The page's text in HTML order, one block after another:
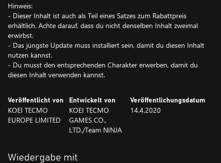
Hinweis:
- Dieser Inhalt ist auch als Teil eines Satzes zum Rabattpreis
erhältlich. Achte darauf, dass du nicht denselben Inhalt zweimal
erwirbst.
- Das jüngste Update muss installiert sein, damit du diesen Inhalt
nutzen kannst.
- Du musst den entsprechenden Charakter erwerben, damit du
diesen Inhalt verwenden kannst.
Veröffentlicht von
KOEI TECMO
EUROPE LIMITED
Entwickelt von
KOEI TECMO
GAMES CO.,
LTD./Team NINJA
Veröffentlichungsdatum
14.4.2020
Wiedergabe mit